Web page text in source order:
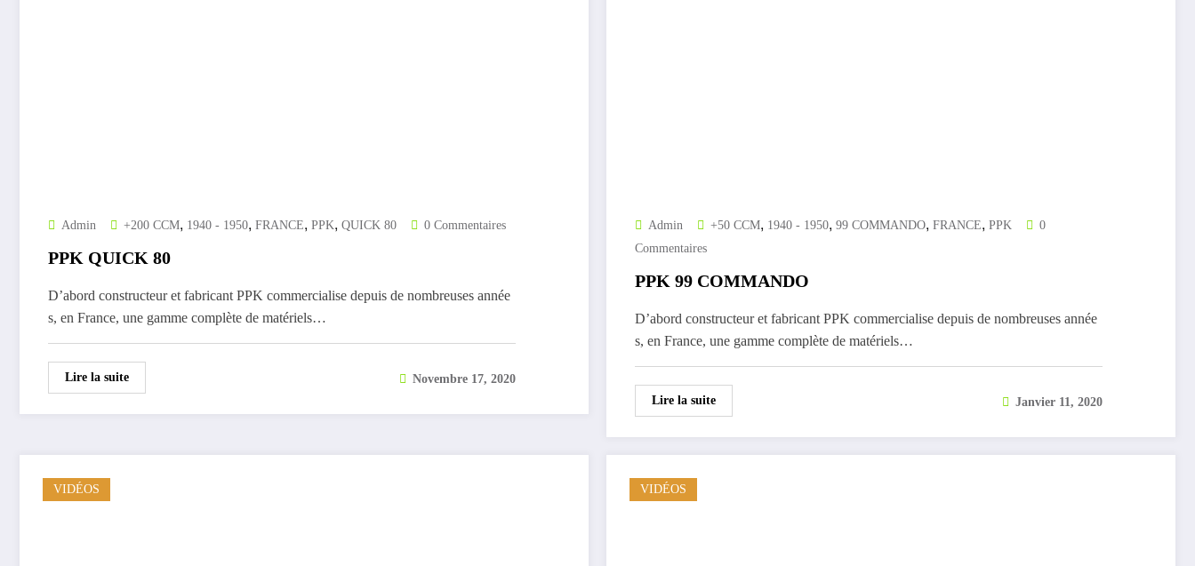
Admin +200 CCM, 1940 - 1950, FRANCE, PPK, QUICK 80 0 Commentaires
PPK QUICK 80
D’abord constructeur et fabricant PPK commercialise depuis de nombreuses année
s, en France, une gamme complète de matériels…
Lire la suite Novembre 17, 2020
Admin +50 CCM, 1940 - 1950, 99 COMMANDO, FRANCE, PPK
0
Commentaires
PPK 99 COMMANDO
D’abord constructeur et fabricant PPK commercialise depuis de nombreuses année
s, en France, une gamme complète de matériels…
Lire la suite Janvier 11, 2020
VIDÉOS VIDÉOS